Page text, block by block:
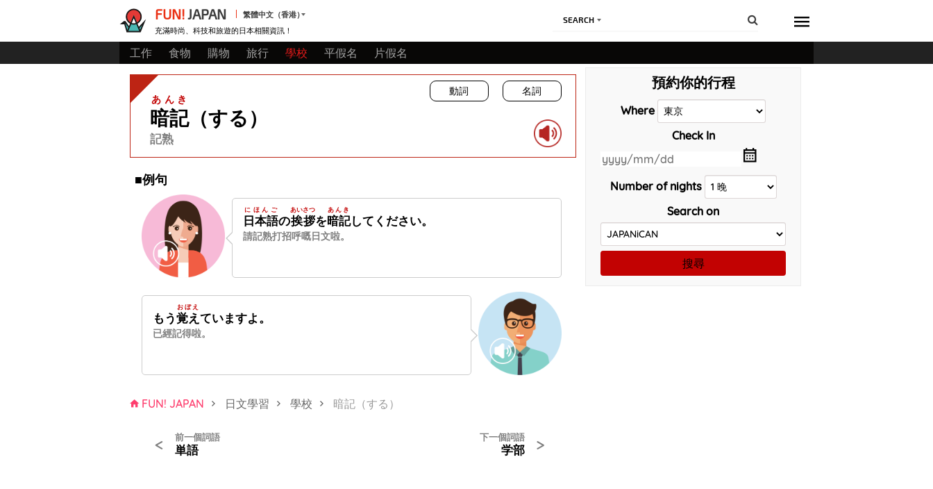
FUN! JAPAN 繁體中文（香港）
充滿時尚、科技和旅遊的日本相關資訊！
SEARCH
工作 食物 購物 旅行 學校 平假名 片假名
暗記
あんき
（する）
記熟
名詞
動詞
■例句
日本語
にほんご
の挨拶
あいさつ
を暗記
あんき
してください。
請記熟打招呼嘅日文啦。
もう覚え
おぼえ
ていますよ。
已經記得啦。
FUN! JAPAN 日文學習 學校 暗記（する）
< 前一個詞語
単語
下一個詞語
学部 >
預約你的行程
Where
Check In
Number of nights
Search on
搜尋